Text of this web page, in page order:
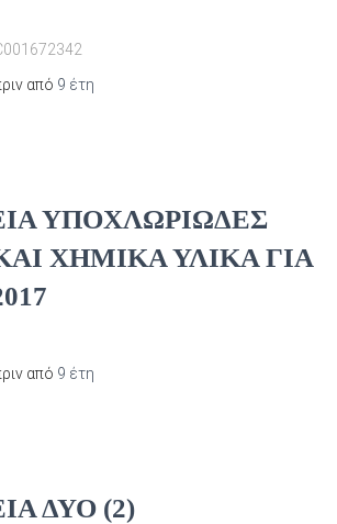
από 9 έτη
ΥΠΟΧΛΩΡΙΩΔΕΣ
ΧΗΜΙΚΑ ΥΛΙΚΑ ΓΙΑ
από 9 έτη
ΔΥΟ (2)